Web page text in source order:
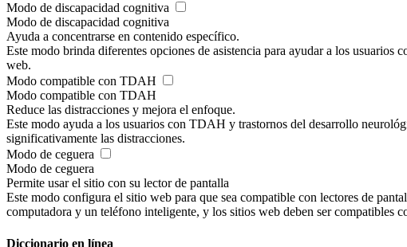
Modo de discapacidad cognitiva
Modo de discapacidad cognitiva
Ayuda a concentrarse en contenido específico.
Este modo brinda diferentes opciones de asistencia para ayudar a los
web.
Modo compatible con TDAH
Modo compatible con TDAH
Reduce las distracciones y mejora el enfoque.
Este modo ayuda a los usuarios con TDAH y trastornos del desarrollo
significativamente las distracciones.
Modo de ceguera
Modo de ceguera
Permite usar el sitio con su lector de pantalla
Este modo configura el sitio web para que sea compatible con lectores de
computadora y un teléfono inteligente, y los sitios web deben ser compatibles
Diccionario en línea